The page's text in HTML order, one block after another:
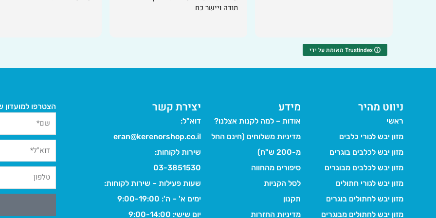
תודה ויישר כח
מאומת על ידי Trustindex
ניווט מהיר
ראשי
מזון יבש לגורי כלבים
מזון יבש לכלבים בוגרים
מזון יבש לכלבים מבוגרים
מזון יבש לגורי חתולים
מזון יבש לחתולים בוגרים
מזון יבש לחתולים מבוגרים
מידע
אודות – למה לקנות אצלנו?
מדיניות משלוחים (חינם החל
מ-200 ש"ח)
סיפורים מהחווה
לסל הקניות
תקנון
מדיניות החזרות
יצירת קשר
דוא"ל:
eran@kerenorshop.co.il
שירות לקוחות:
03-3851530
שעות פעילות – שירות לקוחות:
ימים א' – ה': 9:00-19:00
יום שישי: 9:00-14:00
הצטרפו למועדון